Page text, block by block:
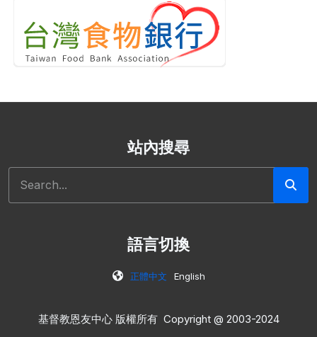
站內搜尋
語言切換
正體中文 English
基督教恩友中心 版權所有 Copyright @ 2003-2024